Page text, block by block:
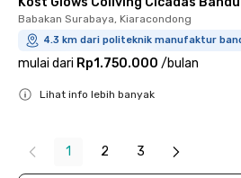
Babakan Surabaya, Kiaracondong
4.3 km dari politeknik manufaktur
mulai dari Rp1.750.000 /bulan
Lihat info lebih banyak
1 2 3